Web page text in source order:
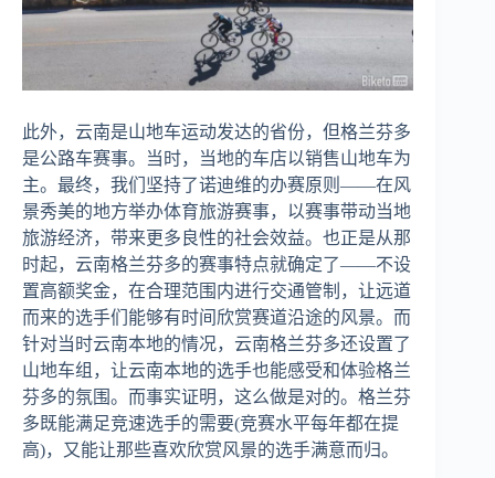
此外，云南是山地车运动发达的省份，但格兰芬多
是公路车赛事。当时，当地的车店以销售山地车为
主。最终，我们坚持了诺迪维的办赛原则——在风
景秀美的地方举办体育旅游赛事，以赛事带动当地
旅游经济，带来更多良性的社会效益。也正是从那
时起，云南格兰芬多的赛事特点就确定了——不设
置高额奖金，在合理范围内进行交通管制，让远道
而来的选手们能够有时间欣赏赛道沿途的风景。而
针对当时云南本地的情况，云南格兰芬多还设置了
山地车组，让云南本地的选手也能感受和体验格兰
芬多的氛围。而事实证明，这么做是对的。格兰芬
多既能满足竞速选手的需要(竞赛水平每年都在提
高)，又能让那些喜欢欣赏风景的选手满意而归。